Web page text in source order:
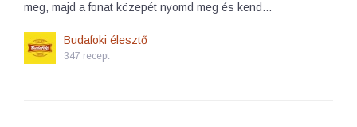
meg, majd a fonat közepét nyomd meg és kend…
Budafoki élesztő
347 recept